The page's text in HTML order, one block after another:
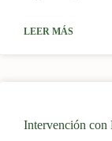
LEER MÁS
Intervención con